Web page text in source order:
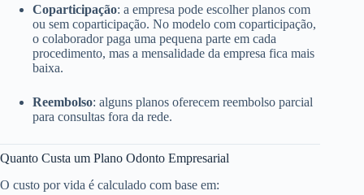
Coparticipação: a empresa pode escolher planos com
ou sem coparticipação. No modelo com coparticipação,
o colaborador paga uma pequena parte em cada
procedimento, mas a mensalidade da empresa fica mais
baixa.
Reembolso: alguns planos oferecem reembolso parcial
para consultas fora da rede.
Quanto Custa um Plano Odonto Empresarial
O custo por vida é calculado com base em: